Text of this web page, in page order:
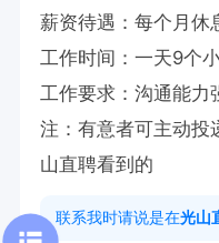
薪资待遇：每个月休
工作时间：一天9个
工作要求：沟通能力
注：有意者可主动投
山直聘看到的
联系我时请说是在光山